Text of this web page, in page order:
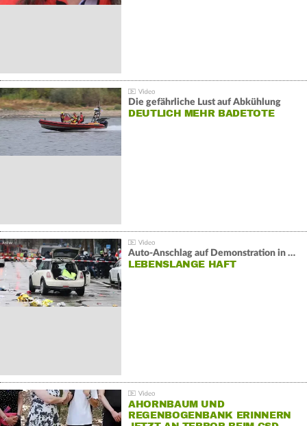
Die gefährliche Lust auf Abkühlung
DEUTLICH MEHR BADETOTE
Auto-Anschlag auf Demonstration in München:
LEBENSLANGE HAFT
AHORNBAUM UND
REGENBOGENBANK ERINNERN